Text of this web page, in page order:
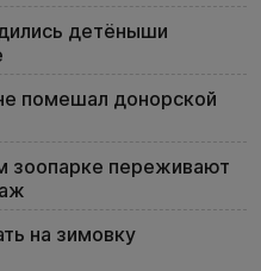
детёныши
помешал донорской
зоопарке переживают
на зимовку